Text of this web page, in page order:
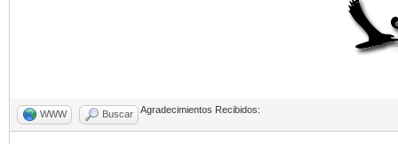
WWW Buscar Agradecimientos Recibidos: